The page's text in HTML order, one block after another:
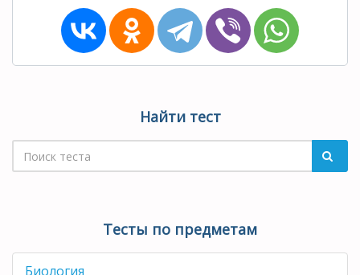
Найти тест
Тесты по предметам
Биология